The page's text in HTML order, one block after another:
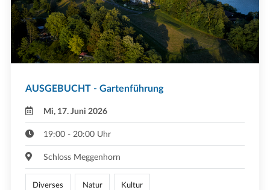
AUSGEBUCHT - Gartenführung
Mi, 17. Juni 2026
19:00 - 20:00 Uhr
Schloss Meggenhorn
Diverses Natur Kultur